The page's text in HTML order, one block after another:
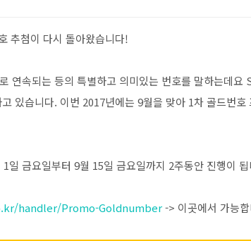
추첨이 다시 돌아왔습니다!
연속되는 등의 특별하고 의미있는 번호를 말하는데요
있습니다. 이번 2017년에는 9월을 맞아 1차 골드번호
일 금요일부터 9월 15일 금요일까지 2주동안 진행이
handler/Promo-Goldnumber-> 이곳에서 가능